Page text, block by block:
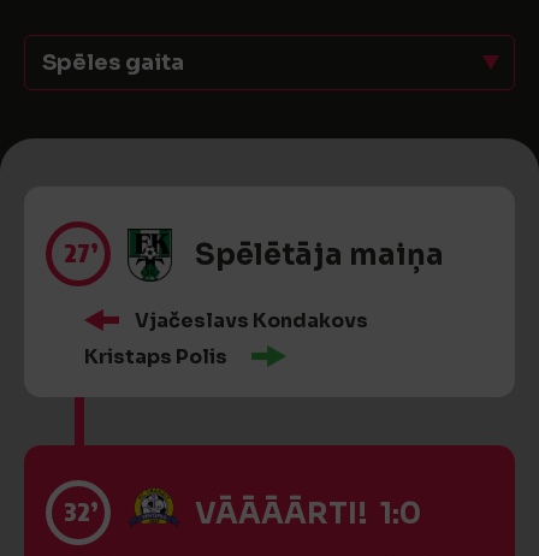
Spēles gaita
27’ Spēlētāja maiņa
Vjačeslavs Kondakovs
Kristaps Polis
32’ VĀĀĀĀRTI! 1:0